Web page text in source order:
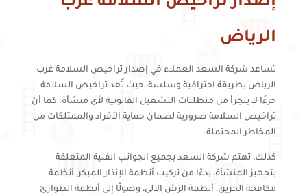
الرياض
تساعد شركة السعد العملاء في إصدار تراخيص السلامة غرب
الرياض بطريقة احترافية وسلسة، حيث تُعد تراخيص السلامة
جزءًا لا يتجزأ من متطلبات التشغيل القانونية لأي منشأة. كما أن
تراخيص السلامة ضرورية لضمان حماية الأفراد والممتلكات من
المخاطر المحتملة.
كذلك، تهتم شركة السعد بجميع الجوانب الفنية المتعلقة
بتجهيز المنشأة، بدءًا من تركيب أنظمة الإنذار المبكر، أنظمة
مكافحة الحريق، أنظمة الرش الآلي، وصولًا إلى أنظمة الطوارئ